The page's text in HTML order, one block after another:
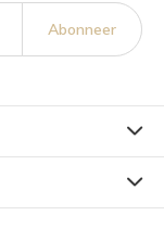
Abonneer